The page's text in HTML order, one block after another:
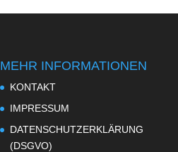
MEHR INFORMATIONEN
KONTAKT
IMPRESSUM
DATENSCHUTZERKLÄRUNG
(DSGVO)